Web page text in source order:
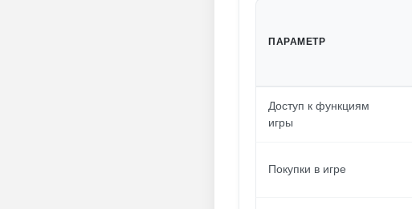
ПАРАМЕТР
Доступ к функциям
игры
Покупки в игре